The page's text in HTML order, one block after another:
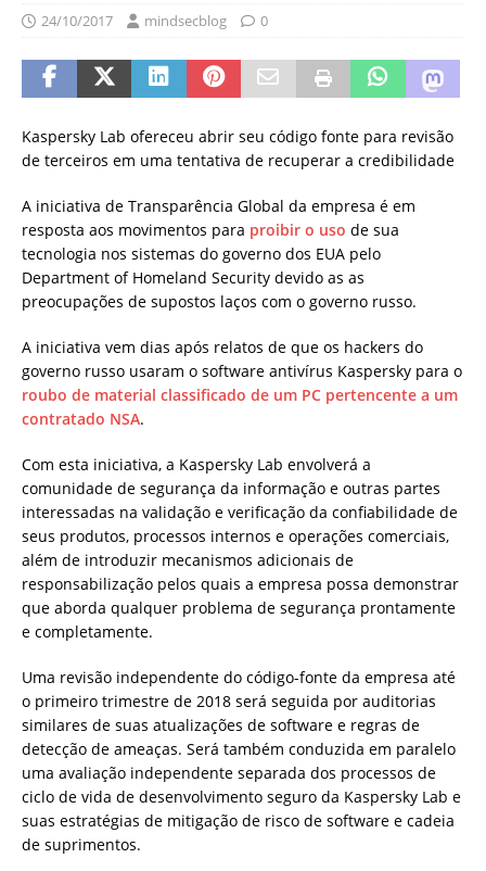
24/10/2017 mindsecblog 0
Kaspersky Lab ofereceu abrir seu código fonte para revisão
de terceiros em uma tentativa de recuperar a credibilidade
A iniciativa de Transparência Global da empresa é em
resposta aos movimentos para proibir o uso de sua
tecnologia nos sistemas do governo dos EUA pelo
Department of Homeland Security devido as as
preocupações de supostos laços com o governo russo.
A iniciativa vem dias após relatos de que os hackers do
governo russo usaram o software antivírus Kaspersky para o
roubo de material classificado de um PC pertencente a um
contratado NSA.
Com esta iniciativa, a Kaspersky Lab envolverá a
comunidade de segurança da informação e outras partes
interessadas na validação e verificação da confiabilidade de
seus produtos, processos internos e operações comerciais,
além de introduzir mecanismos adicionais de
responsabilização pelos quais a empresa possa demonstrar
que aborda qualquer problema de segurança prontamente
e completamente.
Uma revisão independente do código-fonte da empresa até
o primeiro trimestre de 2018 será seguida por auditorias
similares de suas atualizações de software e regras de
detecção de ameaças. Será também conduzida em paralelo
uma avaliação independente separada dos processos de
ciclo de vida de desenvolvimento seguro da Kaspersky Lab e
suas estratégias de mitigação de risco de software e cadeia
de suprimentos.